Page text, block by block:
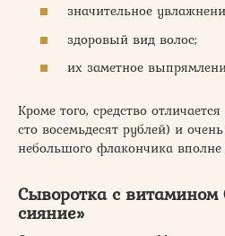
значительное
здоровый вид волос;
их заметное
Кроме того, средство
сто восемьдесят рублей) и
небольшого флакончика
Сыворотка с
сияние»